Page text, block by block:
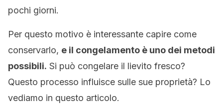
pochi giorni.
Per questo motivo è interessante capire come
conservarlo, e il congelamento è uno dei metodi
possibili. Si può congelare il lievito fresco?
Questo processo influisce sulle sue proprietà? Lo
vediamo in questo articolo.